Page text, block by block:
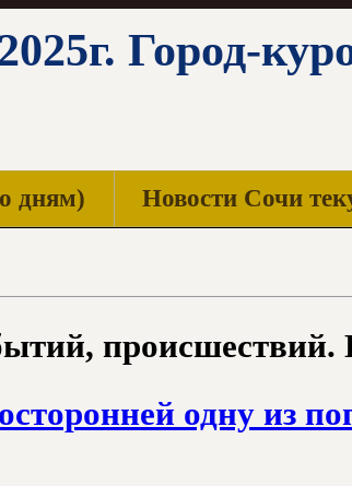
Город-
дням) Новости Сочи
происшествий.
одну из